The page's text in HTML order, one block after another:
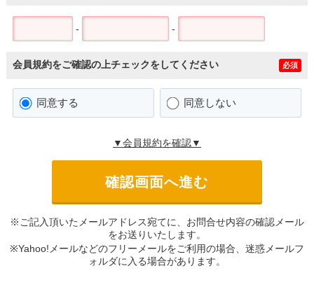
- -
会員規約をご確認の上チェックをしてください 必須
同意する 同意しない
▼会員規約を確認▼
※ご記入頂いたメールアドレス宛てに、お問合せ内容の確認メール
をお送りいたします。
※Yahoo!メールなどのフリーメールをご利用の場合、迷惑メールフ
ォルダに入る場合があります。